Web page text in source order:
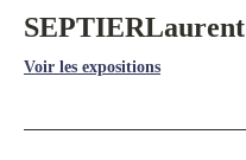
SEPTIERLaurent
Voir les expositions